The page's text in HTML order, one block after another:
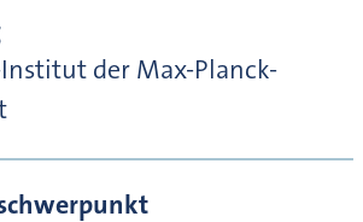
der Max-Planck-